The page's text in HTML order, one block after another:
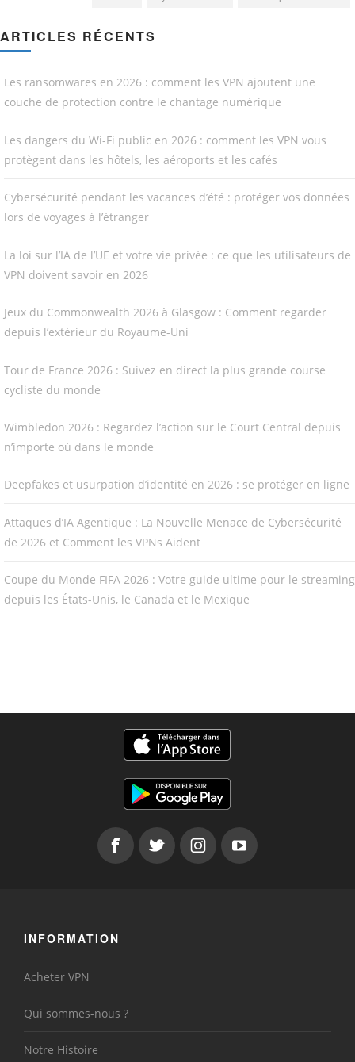
ARTICLES RÉCENTS
Les ransomwares en 2026 : comment les VPN ajoutent une
couche de protection contre le chantage numérique
Les dangers du Wi-Fi public en 2026 : comment les VPN vous
protègent dans les hôtels, les aéroports et les cafés
Cybersécurité pendant les vacances d’été : protéger vos données
lors de voyages à l’étranger
La loi sur l’IA de l’UE et votre vie privée : ce que les utilisateurs de
VPN doivent savoir en 2026
Jeux du Commonwealth 2026 à Glasgow : Comment regarder
depuis l’extérieur du Royaume-Uni
Tour de France 2026 : Suivez en direct la plus grande course
cycliste du monde
Wimbledon 2026 : Regardez l’action sur le Court Central depuis
n’importe où dans le monde
Deepfakes et usurpation d’identité en 2026 : se protéger en ligne
Attaques d’IA Agentique : La Nouvelle Menace de Cybersécurité
de 2026 et Comment les VPNs Aident
Coupe du Monde FIFA 2026 : Votre guide ultime pour le streaming
depuis les États-Unis, le Canada et le Mexique
INFORMATION
Acheter VPN
Qui sommes-nous ?
Notre Histoire